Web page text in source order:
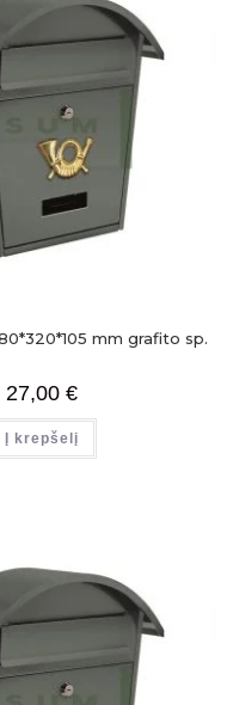
mm grafito sp.
27,00 €
Į krepšelį